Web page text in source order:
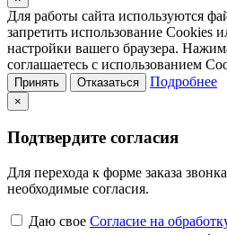
Для работы сайта используются
запретить использование Cookies
настройки вашего браузера.
соглашаетесь с использованием
Принять Отказаться Подробнее
×
Подтвердите согласия
Для перехода к форме заказа
необходимые согласия.
Даю свое Согласие на